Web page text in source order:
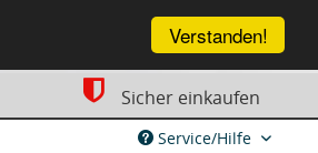
Verstanden!
Sicher einkaufen
Service/Hilfe